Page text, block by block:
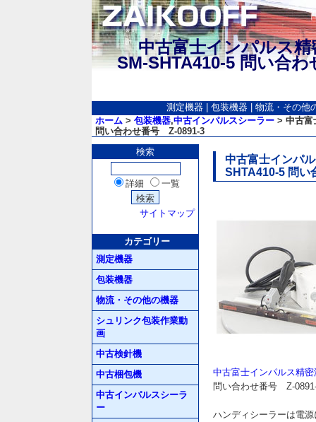
中古富士インパルス
SM-SHTA410-5 問い合
測定機器 包装機器
物流・その他
ホーム > 包装機器,中古インパルスシーラー > 中古富
問い合わせ番号 Z-0891-3
検索
詳細 一覧
サイトマップ
カテゴリー
測定機器
包装機器
物流・その他の機器
シュリンク包装作業動
画
中古検針機
中古梱包機
中古インパルスシーラ
ー
中古富士インパ
SHTA410-5 問
中古富士インパルス精
問い合わせ番号 Z-
ハンディシーラーは電